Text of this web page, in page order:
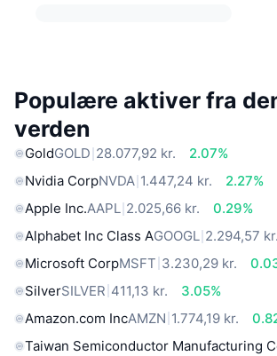
Populære aktiver fra
verden
GoldGOLD 28.077,92 kr.
2.07%
Nvidia CorpNVDA 1.447,24 kr.
2.27%
Apple Inc.AAPL 2.025,66 kr.
0.29%
Alphabet Inc Class AGOOGL 2.294,57 kr.
Microsoft CorpMSFT 3.230,29 kr.
SilverSILVER 411,13 kr.
3.05%
Amazon.com IncAMZN 1.774,19 kr.
Taiwan Semiconductor Manufacturing